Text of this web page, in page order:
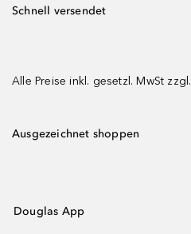
Schnell versendet
Alle Preise inkl. gesetzl. MwSt zzgl.
Ausgezeichnet shoppen
Douglas App